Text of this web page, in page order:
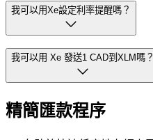
我可以用Xe設定利率提醒嗎？
我可以用 Xe 發送1 CAD到XLM嗎？
精簡匯款程序